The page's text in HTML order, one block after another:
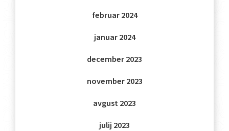
februar 2024
januar 2024
december 2023
november 2023
avgust 2023
julij 2023